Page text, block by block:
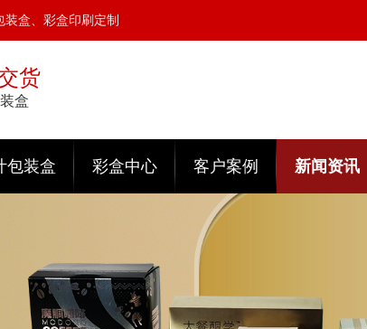
盒、彩盒印刷定制
货
盒
包装盒 彩盒中心 客户案例 新闻资讯